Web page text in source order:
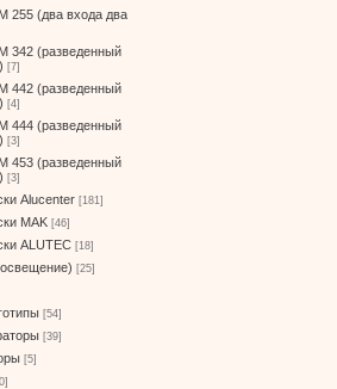
255 (два входа два
342 (разведенный
[7]
442 (разведенный
[4]
444 (разведенный
[3]
453 (разведенный
[3]
Alucenter [181]
MAK [46]
ALUTEC [18]
[25]
[54]
[39]
[5]